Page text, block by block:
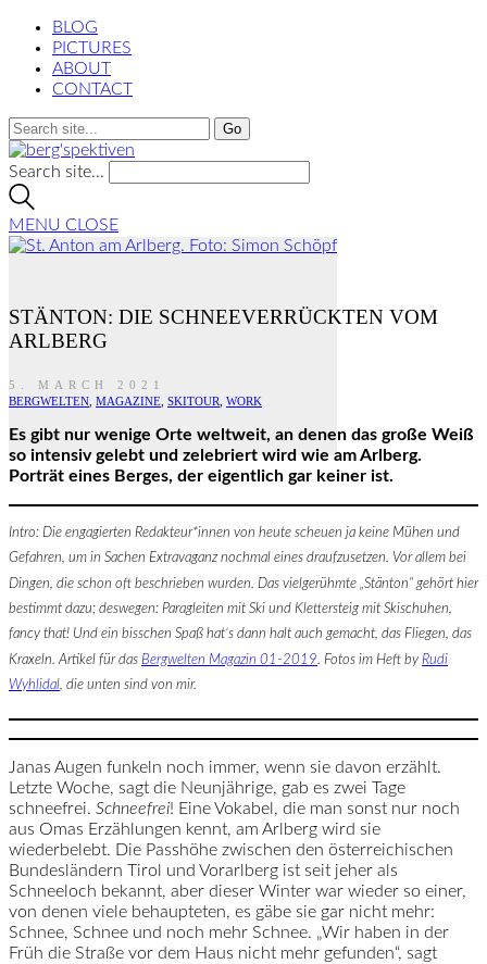
BLOG
PICTURES
ABOUT
CONTACT
Search site...
MENU CLOSE
STÄNTON: DIE SCHNEEVERRÜCKTEN VOM
ARLBERG
5. MARCH 2021
BERGWELTEN MAGAZINE SKITOUR WORK
Es gibt nur wenige Orte weltweit, an denen das große Weiß
so intensiv gelebt und zelebriert wird wie am Arlberg.
Porträt eines Berges, der eigentlich gar keiner ist.
Intro: Die engagierten Redakteur*innen von heute scheuen ja keine Mühen und
Gefahren, um in Sachen Extravaganz nochmal eines draufzusetzen. Vor allem bei
Dingen, die schon oft beschrieben wurden. Das vielgerühmte „Stänton“ gehört hier
bestimmt dazu; deswegen: Paragleiten mit Ski und Klettersteig mit Skischuhen,
fancy that! Und ein bisschen Spaß hat’s dann halt auch gemacht, das Fliegen, das
Kraxeln. Artikel für das Bergwelten Magazin 01-2019. Fotos im Heft by Rudi
Wyhlidal , die unten sind von mir.
Janas Augen funkeln noch immer, wenn sie davon erzählt.
Letzte Woche, sagt die Neunjährige, gab es zwei Tage
schneefrei. Schneefrei! Eine Vokabel, die man sonst nur noch
aus Omas Erzählungen kennt, am Arlberg wird sie
wiederbelebt. Die Passhöhe zwischen den österreichischen
Bundesländern Tirol und Vorarlberg ist seit jeher als
Schneeloch bekannt, aber dieser Winter war wieder so einer,
von denen viele behaupteten, es gäbe sie gar nicht mehr:
Schnee, Schnee und noch mehr Schnee. „Wir haben in der
Früh die Straße vor dem Haus nicht mehr gefunden“, sagt